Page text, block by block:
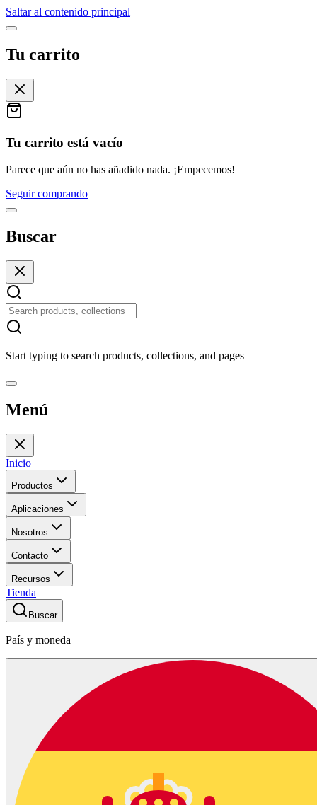
Saltar al contenido principal
Tu carrito
Tu carrito está vacío
Parece que aún no has añadido nada. ¡Empecemos!
Seguir comprando
Buscar
Start typing to search products, collections, and pages
Menú
Inicio
Productos
Aplicaciones
Nosotros
Contacto
Recursos
Tienda
Buscar
País y moneda